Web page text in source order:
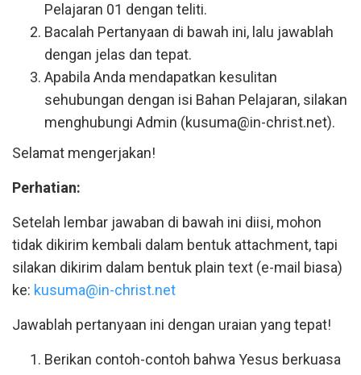
Pelajaran 01 dengan teliti.
Bacalah Pertanyaan di bawah ini, lalu jawablah
dengan jelas dan tepat.
Apabila Anda mendapatkan kesulitan
sehubungan dengan isi Bahan Pelajaran, silakan
menghubungi Admin (kusuma@in-christ.net).
Selamat mengerjakan!
Perhatian:
Setelah lembar jawaban di bawah ini diisi, mohon
tidak dikirim kembali dalam bentuk attachment, tapi
silakan dikirim dalam bentuk plain text (e-mail biasa)
ke: kusuma@in-christ.net
Jawablah pertanyaan ini dengan uraian yang tepat!
Berikan contoh-contoh bahwa Yesus berkuasa